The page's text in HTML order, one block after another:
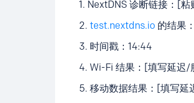
1. NextDNS 诊断链接：[粘
2. test.nextdns.io 的结果
3. 时间戳：14:44
4. Wi-Fi 结果：[填写延迟/
5. 移动数据结果：[填写延